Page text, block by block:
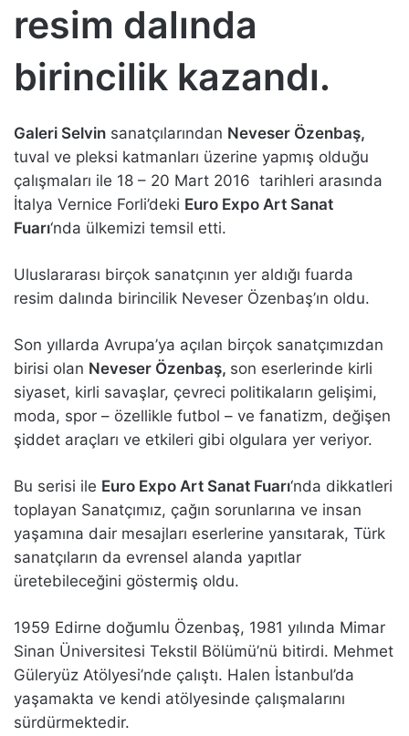
resim dalında
birincilik kazandı.
Galeri Selvin sanatçılarından Neveser Özenbaş,
tuval ve pleksi katmanları üzerine yapmış olduğu
çalışmaları ile 18 – 20 Mart 2016 tarihleri arasında
İtalya Vernice Forli’deki Euro Expo Art Sanat
Fuarı‘nda ülkemizi temsil etti.
Uluslararası birçok sanatçının yer aldığı fuarda
resim dalında birincilik Neveser Özenbaş’ın oldu.
Son yıllarda Avrupa’ya açılan birçok sanatçımızdan
birisi olan Neveser Özenbaş, son eserlerinde kirli
siyaset, kirli savaşlar, çevreci politikaların gelişimi,
moda, spor – özellikle futbol – ve fanatizm, değişen
şiddet araçları ve etkileri gibi olgulara yer veriyor.
Bu serisi ile Euro Expo Art Sanat Fuarı‘nda dikkatleri
toplayan Sanatçımız, çağın sorunlarına ve insan
yaşamına dair mesajları eserlerine yansıtarak, Türk
sanatçıların da evrensel alanda yapıtlar
üretebileceğini göstermiş oldu.
1959 Edirne doğumlu Özenbaş, 1981 yılında Mimar
Sinan Üniversitesi Tekstil Bölümü’nü bitirdi. Mehmet
Güleryüz Atölyesi’nde çalıştı. Halen İstanbul’da
yaşamakta ve kendi atölyesinde çalışmalarını
sürdürmektedir.